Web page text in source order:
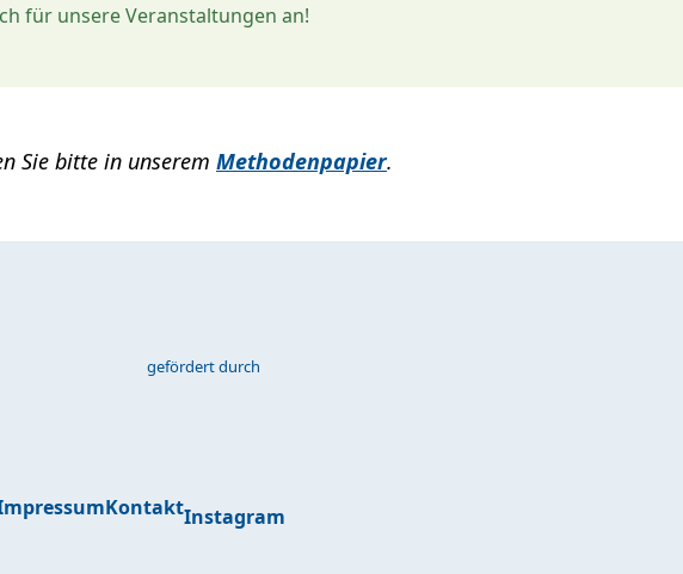
für unsere Veranstaltungen an!
Sie bitte in unserem Methodenpapier.
gefördert durch
KontaktInstagram